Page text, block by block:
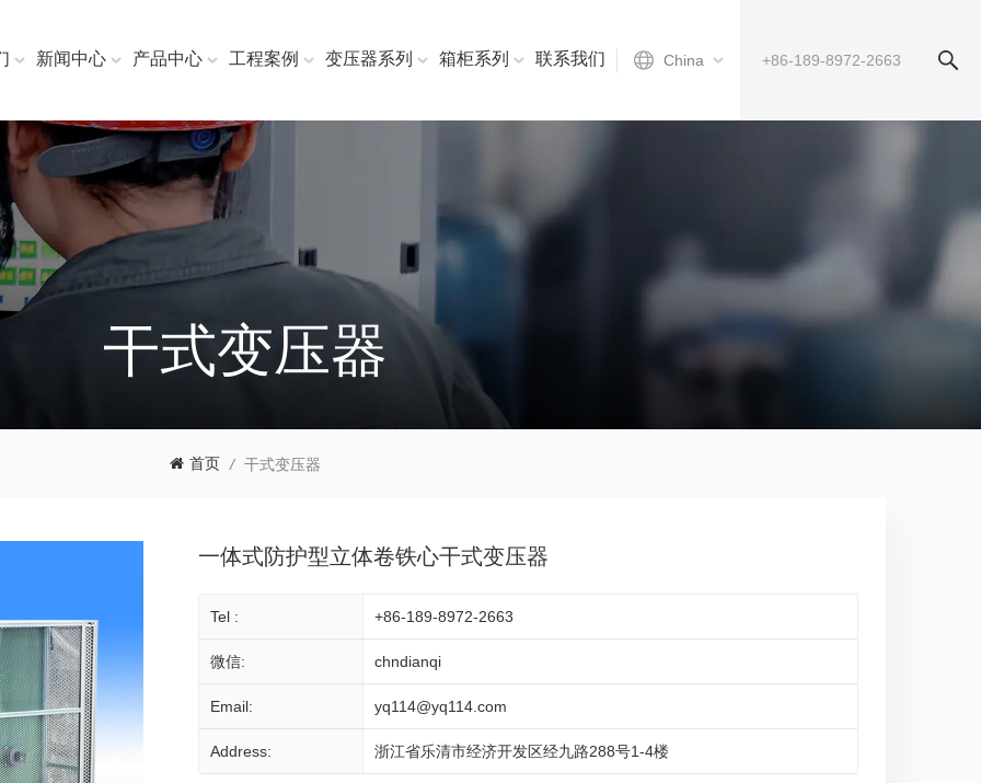
China
新闻中心 产品中心 工程案例 变压器系列 箱柜系列 联系我们
干式变压器
首页 / 干式变压器
一体式防护型立体卷铁心干式变压器
Tel : +86-189-8972-2663
微信: chndianqi
Email: yq114@yq114.com
Address: 浙江省乐清市经济开发区经九路288号1-4楼